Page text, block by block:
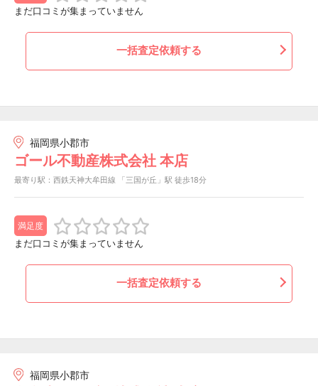
まだ口コミが集まっていません
一括査定依頼する
福岡県小郡市
ゴール不動産株式会社 本店
最寄り駅：西鉄天神大牟田線 「三国が丘」駅 徒歩18分
満足度
まだ口コミが集まっていません
一括査定依頼する
福岡県小郡市